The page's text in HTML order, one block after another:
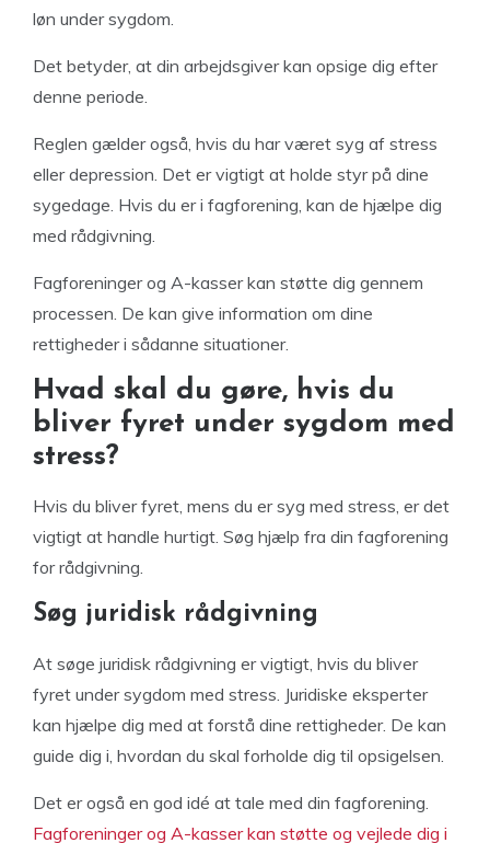
løn under sygdom.
Det betyder, at din arbejdsgiver kan opsige dig efter
denne periode.
Reglen gælder også, hvis du har været syg af stress
eller depression. Det er vigtigt at holde styr på dine
sygedage. Hvis du er i fagforening, kan de hjælpe dig
med rådgivning.
Fagforeninger og A-kasser kan støtte dig gennem
processen. De kan give information om dine
rettigheder i sådanne situationer.
Hvad skal du gøre, hvis du
bliver fyret under sygdom med
stress?
Hvis du bliver fyret, mens du er syg med stress, er det
vigtigt at handle hurtigt. Søg hjælp fra din fagforening
for rådgivning.
Søg juridisk rådgivning
At søge juridisk rådgivning er vigtigt, hvis du bliver
fyret under sygdom med stress. Juridiske eksperter
kan hjælpe dig med at forstå dine rettigheder. De kan
guide dig i, hvordan du skal forholde dig til opsigelsen.
Det er også en god idé at tale med din fagforening.
Fagforeninger og A-kasser kan støtte og vejlede dig i